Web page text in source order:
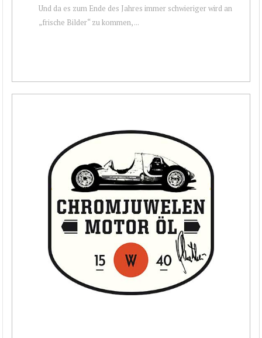
Und da es zum Ende des Jahres immer schwieriger wird an
„frische Bilder“ zu kommen, ...